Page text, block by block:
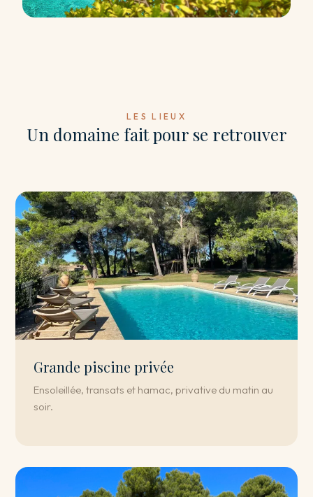
LES LIEUX
Un domaine fait pour se retrouver
Grande piscine privée
Ensoleillée, transats et hamac, privative du matin au
soir.